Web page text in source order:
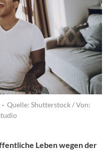
Quelle: Shutterstock / Von:
Leben wegen der